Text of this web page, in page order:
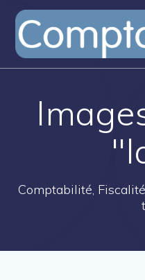
Comptabilité,